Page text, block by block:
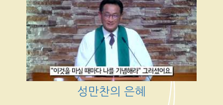
성만찬의 은혜